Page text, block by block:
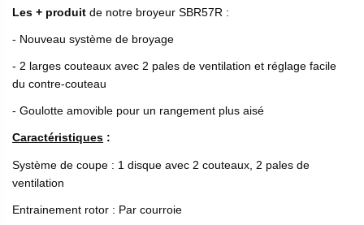
Les + produit de notre broyeur SBR57R :
- Nouveau système de broyage
- 2 larges couteaux avec 2 pales de ventilation et réglage facile
du contre-couteau
- Goulotte amovible pour un rangement plus aisé
Caractéristiques :
Système de coupe : 1 disque avec 2 couteaux, 2 pales de
ventilation
Entrainement rotor : Par courroie